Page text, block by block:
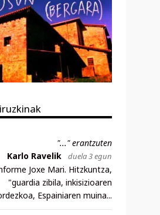
"..." erantzuten
Karlo Ravelik
duela 3 egun
Joxe Mari. Hitzkuntza,
"guardia zibila, inkisizioaren
Espainiaren muina...